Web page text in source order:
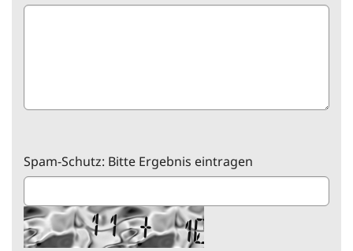
Spam-Schutz: Bitte Ergebnis eintragen